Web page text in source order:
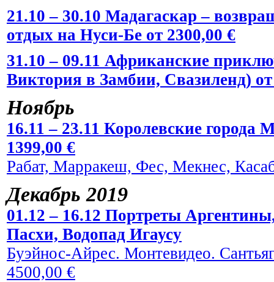
21.10 – 30.10 Мадагаскар –
отдых на Нуси-Бе от 2300,00 €
31.10 – 09.11 Африканские
Виктория в Замбии, Свазиленд) от
Ноябрь
16.11 – 23.11 Королевские
1399,00 €
Рабат, Марракеш, Фес, Мекнес,
Декабрь 2019
01.12 – 16.12 Портреты
Пасхи, Водопад Игаусу
Буэйнос-Айрес. Монтевидео.
4500,00 €